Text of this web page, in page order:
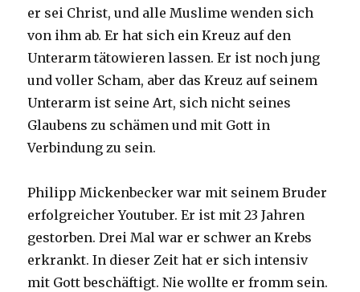
er sei Christ, und alle Muslime wenden sich
von ihm ab. Er hat sich ein Kreuz auf den
Unterarm tätowieren lassen. Er ist noch jung
und voller Scham, aber das Kreuz auf seinem
Unterarm ist seine Art, sich nicht seines
Glaubens zu schämen und mit Gott in
Verbindung zu sein.
Philipp Mickenbecker war mit seinem Bruder
erfolgreicher Youtuber. Er ist mit 23 Jahren
gestorben. Drei Mal war er schwer an Krebs
erkrankt. In dieser Zeit hat er sich intensiv
mit Gott beschäftigt. Nie wollte er fromm sein.